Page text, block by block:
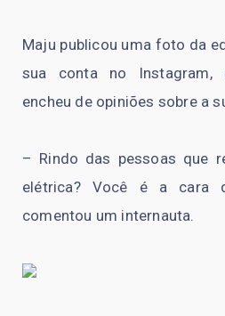
Maju publicou uma foto da
sua conta no Instagram,
encheu de opiniões sobre a
– Rindo das pessoas que
elétrica? Você é a cara
comentou um internauta.